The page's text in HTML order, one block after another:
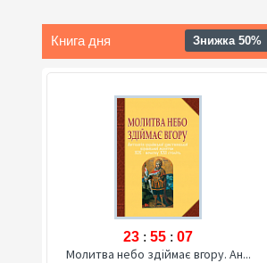
Книга дня Знижка 50%
23 : 55 : 06
Молитва небо здіймає вгору. Ан...